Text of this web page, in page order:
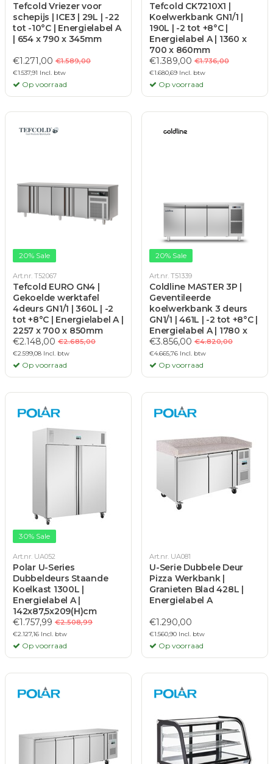
Tefcold Vriezer voor
schepijs | ICE3 | 29L | -22
tot -10°C | Energielabel A
| 654 x 790 x 345mm
€1.271,00 €1.589,00
€1.537,91 Incl. btw
Op voorraad
Tefcold CK7210X1 |
Koelwerkbank GN1/1 |
190L | -2 tot +8°C |
Energielabel A | 1360 x
700 x 860mm
€1.389,00 €1.736,00
€1.680,69 Incl. btw
Op voorraad
20% Sale
Art.nr. T52067
Tefcold EURO GN4 |
Gekoelde werktafel
4deurs GN1/1 | 360L | -2
tot +8°C | Energielabel A |
2257 x 700 x 850mm
€2.148,00 €2.685,00
€2.599,08 Incl. btw
Op voorraad
20% Sale
Art.nr. T51339
Coldline MASTER 3P |
Geventileerde
koelwerkbank 3 deurs
GN1/1 | 461L | -2 tot +8°C |
Energielabel A | 1780 x
700 x 900mm
€3.856,00 €4.820,00
€4.665,76 Incl. btw
Op voorraad
30% Sale
Art.nr. UA052
Polar U-Series
Dubbeldeurs Staande
Koelkast 1300L |
Energielabel A |
142x87,5x209(H)cm
€1.757,99 €2.508,99
€2.127,16 Incl. btw
Op voorraad
Art.nr. UA081
U-Serie Dubbele Deur
Pizza Werkbank |
Granieten Blad 428L |
Energielabel A
€1.290,00
€1.560,90 Incl. btw
Op voorraad